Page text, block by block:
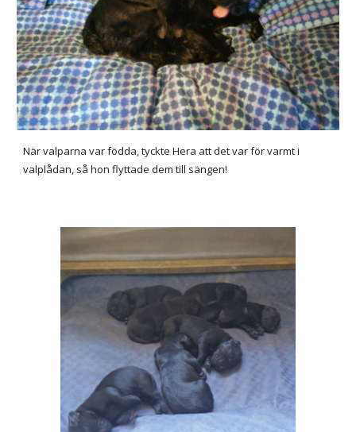
När valparna var födda, tyckte Hera att det var för varmt i
valplådan, så hon flyttade dem till sängen!